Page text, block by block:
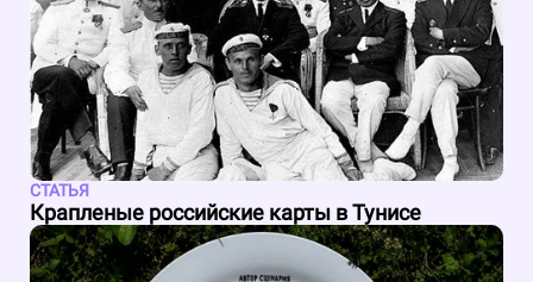
СТАТЬЯ
Крапленые российские карты в Тунисе